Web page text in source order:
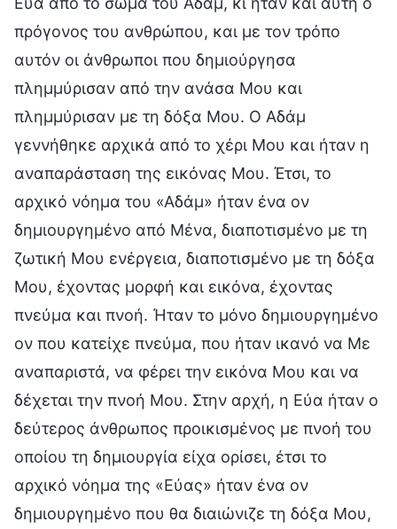
πρόγονος του ανθρώπου, και με τον τρόπο
αυτόν οι άνθρωποι που δημιούργησα
πλημμύρισαν από την ανάσα Μου και
πλημμύρισαν με τη δόξα Μου. Ο Αδάμ
γεννήθηκε αρχικά από το χέρι Μου και ήταν η
αναπαράσταση της εικόνας Μου. Έτσι, το
αρχικό νόημα του «Αδάμ» ήταν ένα ον
δημιουργημένο από Μένα, διαποτισμένο με τη
ζωτική Μου ενέργεια, διαποτισμένο με τη δόξα
Μου, έχοντας μορφή και εικόνα, έχοντας
πνεύμα και πνοή. Ήταν το μόνο δημιουργημένο
ον που κατείχε πνεύμα, που ήταν ικανό να Με
αναπαριστά, να φέρει την εικόνα Μου και να
δέχεται την πνοή Μου. Στην αρχή, η Εύα ήταν ο
δεύτερος άνθρωπος προικισμένος με πνοή του
οποίου τη δημιουργία είχα ορίσει, έτσι το
αρχικό νόημα της «Εύας» ήταν ένα ον
δημιουργημένο που θα διαιώνιζε τη δόξα Μου,